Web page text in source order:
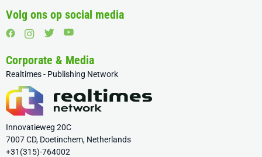
Volg ons op social media
Corporate & Media
Realtimes - Publishing Network
Innovatieweg 20C
7007 CD, Doetinchem, Netherlands
+31(315)-764002